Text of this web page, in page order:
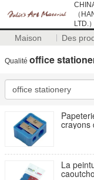
（
LTD.）
Maison Des
Qualité office
crayons
La